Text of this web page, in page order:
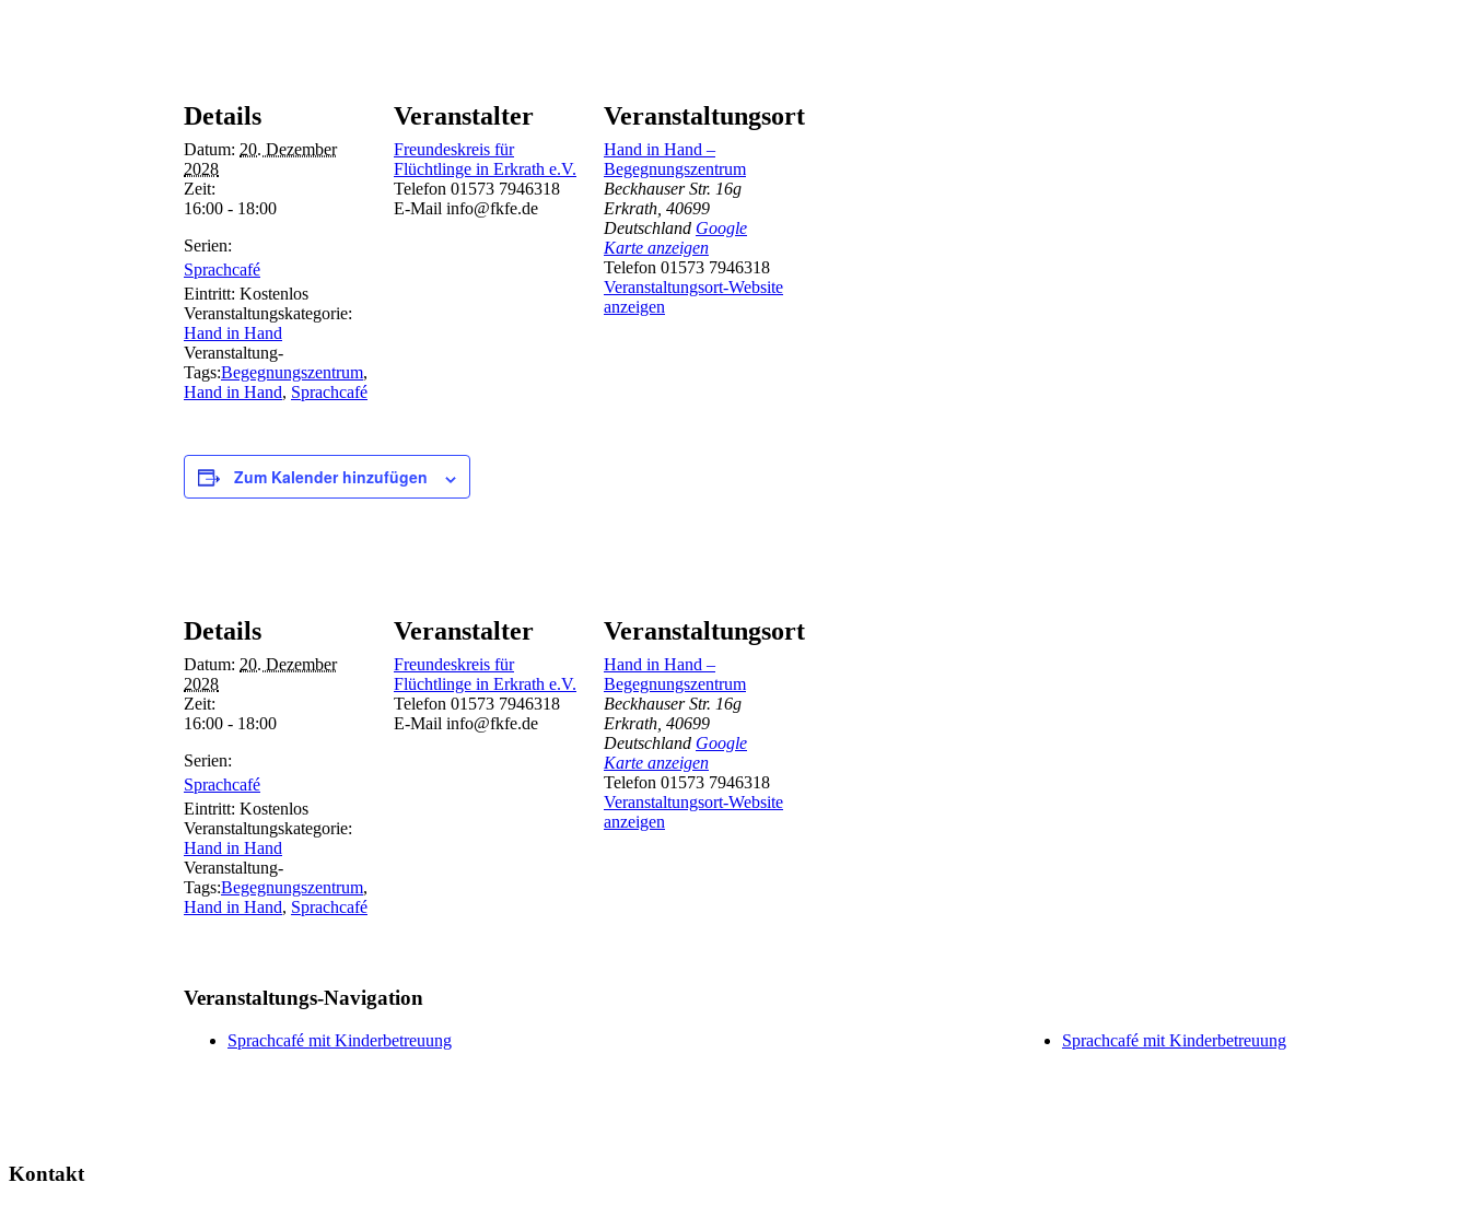
Details
Datum: 20. Dezember
2028
Zeit:
16:00 - 18:00
Serien:
Sprachcafé
Eintritt: Kostenlos
Veranstaltungskategorie:
Hand in Hand
Veranstaltung-
Tags:Begegnungszentrum,
Hand in Hand, Sprachcafé
Veranstalter
Freundeskreis für
Flüchtlinge in Erkrath e.V.
Telefon 01573 7946318
E-Mail info@fkfe.de
Veranstaltungsort
Hand in Hand –
Begegnungszentrum
Beckhauser Str. 16g
Erkrath 40699
Deutschland Google
Karte anzeigen
Telefon 01573 7946318
Veranstaltungsort-Website
anzeigen
Zum Kalender hinzufügen
Details
Datum: 20. Dezember
2028
Zeit:
16:00 - 18:00
Serien:
Sprachcafé
Eintritt: Kostenlos
Veranstaltungskategorie:
Hand in Hand
Veranstaltung-
Tags:Begegnungszentrum,
Hand in Hand, Sprachcafé
Veranstalter
Freundeskreis für
Flüchtlinge in Erkrath e.V.
Telefon 01573 7946318
E-Mail info@fkfe.de
Veranstaltungsort
Hand in Hand –
Begegnungszentrum
Beckhauser Str. 16g
Erkrath 40699
Deutschland Google
Karte anzeigen
Telefon 01573 7946318
Veranstaltungsort-Website
anzeigen
Veranstaltungs-Navigation
Sprachcafé mit Kinderbetreuung Sprachcafé mit Kinderbetreuung
Kontakt